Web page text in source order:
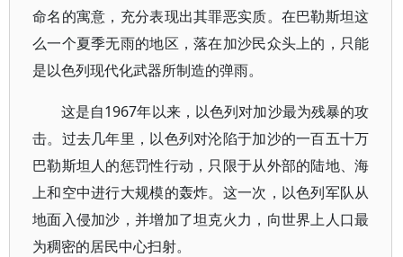
命名的寓意，充分表现出其罪恶实质。在巴勒斯坦这
么一个夏季无雨的地区，落在加沙民众头上的，只能
是以色列现代化武器所制造的弹雨。
这是自1967年以来，以色列对加沙最为残暴的攻
击。过去几年里，以色列对沦陷于加沙的一百五十万
巴勒斯坦人的惩罚性行动，只限于从外部的陆地、海
上和空中进行大规模的轰炸。这一次，以色列军队从
地面入侵加沙，并增加了坦克火力，向世界上人口最
为稠密的居民中心扫射。